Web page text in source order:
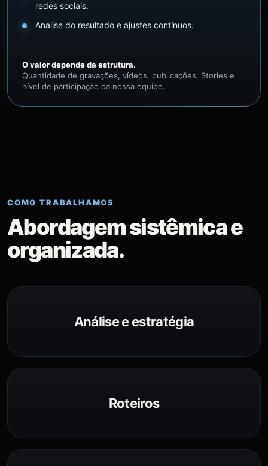
redes sociais.
Análise do resultado e ajustes contínuos.
O valor depende da estrutura.
Quantidade de gravações, vídeos, publicações, Stories e
nível de participação da nossa equipe.
COMO TRABALHAMOS
Abordagem sistêmica e
organizada.
Análise e estratégia
Roteiros